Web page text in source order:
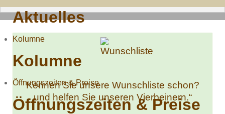
Aktuelles
Kolumne
Kolumne
Öffnungszeiten & Preise
Öffnungszeiten & Preise
Kennen Sie unsere Wunschliste schon?
und helfen Sie unseren Vierbeinern.“